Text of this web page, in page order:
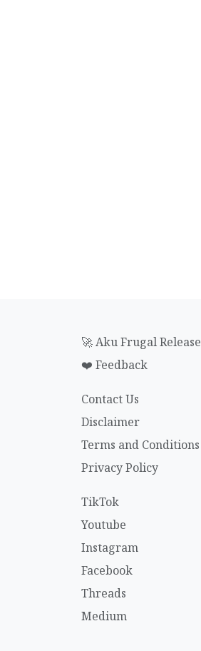
🚀 Aku Frugal Release
❤️ Feedback
Contact Us
Disclaimer
Terms and Conditions
Privacy Policy
TikTok
Youtube
Instagram
Facebook
Threads
Medium